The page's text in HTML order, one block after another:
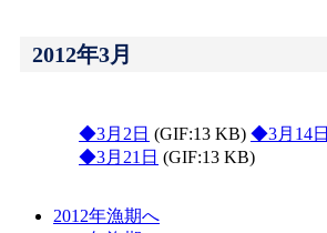
2012年3月
◆3月2日 (GIF:13 KB) ◆3月14日
◆3月21日 (GIF:13 KB)
2012年漁期へ